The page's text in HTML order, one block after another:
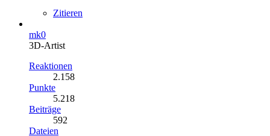
Zitieren
mk0
3D-Artist
Reaktionen
2.158
Punkte
5.218
Beiträge
592
Dateien